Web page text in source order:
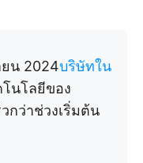
น 2024บริษัทใน
โนโลยีของ
กว่าช่วงเริ่มต้น